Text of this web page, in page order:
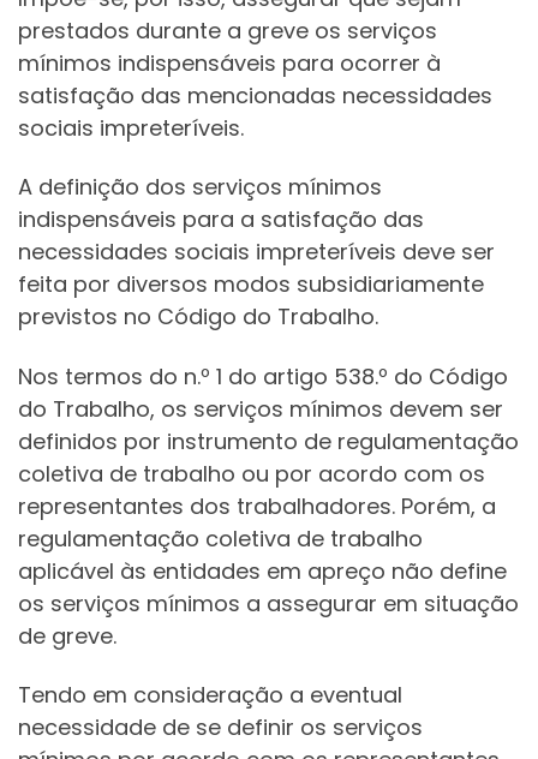
prestados durante a greve os serviços
mínimos indispensáveis para ocorrer à
satisfação das mencionadas necessidades
sociais impreteríveis.
A definição dos serviços mínimos
indispensáveis para a satisfação das
necessidades sociais impreteríveis deve ser
feita por diversos modos subsidiariamente
previstos no Código do Trabalho.
Nos termos do n.º 1 do artigo 538.º do Código
do Trabalho, os serviços mínimos devem ser
definidos por instrumento de regulamentação
coletiva de trabalho ou por acordo com os
representantes dos trabalhadores. Porém, a
regulamentação coletiva de trabalho
aplicável às entidades em apreço não define
os serviços mínimos a assegurar em situação
de greve.
Tendo em consideração a eventual
necessidade de se definir os serviços